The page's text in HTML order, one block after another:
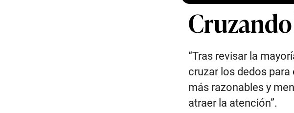
“Tras revisar la
cruzar los dedos
más razonables y
atraer la atención”.